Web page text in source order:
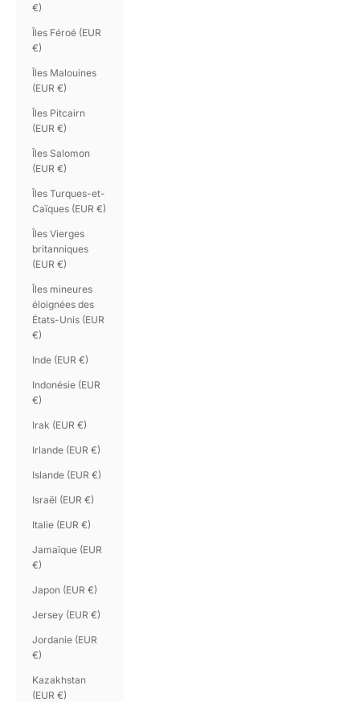
€)
Îles Féroé (EUR
€)
Îles Malouines
(EUR €)
Îles Pitcairn
(EUR €)
Îles Salomon
(EUR €)
Îles Turques-et-
Caïques (EUR €)
Îles Vierges
britanniques
(EUR €)
Îles mineures
éloignées des
États-Unis (EUR
€)
Inde (EUR €)
Indonésie (EUR
€)
Irak (EUR €)
Irlande (EUR €)
Islande (EUR €)
Israël (EUR €)
Italie (EUR €)
Jamaïque (EUR
€)
Japon (EUR €)
Jersey (EUR €)
Jordanie (EUR
€)
Kazakhstan
(EUR €)